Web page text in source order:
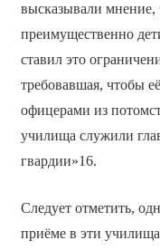
высказывали
преимущественно
ставил это
требовавшая, чтобы
офицерами из
училища служили
гвардии»16.
Следует отметить,
приёме в эти